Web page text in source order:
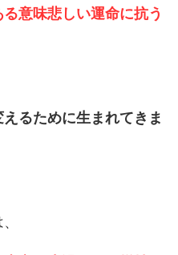
意味悲しい運命に抗う
るために生まれてきま